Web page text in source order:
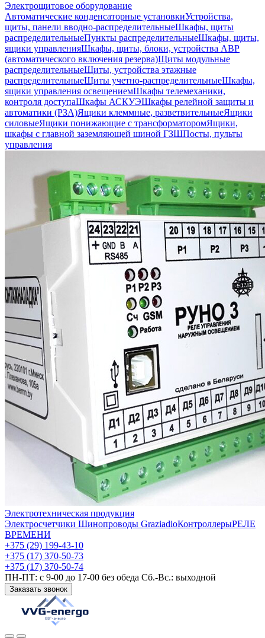
Электрощитовое оборудование
Автоматические конденсаторные установкиУстройства,
щиты, панели вводно-распределительныеШкафы, щиты
распределительныеПункты распределительныеШкафы, щиты,
ящики управленияШкафы, щиты, блоки, устройства АВР
(автоматического включения резерва)Щиты модульные
распределительныеЩиты, устройства этажные
распределительныеЩиты учетно-распределительныеШкафы,
ящики управления освещениемШкафы телемеханики,
контроля доступаШкафы АСКУЭШкафы релейной защиты и
автоматики (РЗА)Ящики клеммные, разветвительныеЯщики
силовыеЯщики понижающие с трансформаторомЯщики,
шкафы с главной заземляющей шиной ГЗШПосты, пульты
управления
Электротехническая продукция
Электросчетчики Шинопроводы GraziadioКонтроллерыРЕЛЕ
ВРЕМЕНИ
+375 (29) 199-43-10
+375 (17) 370-50-73
+375 (17) 370-50-74
ПН-ПТ: с 9-00 до 17-00 без обеда Сб.-Вс.: выходной
Заказать звонок